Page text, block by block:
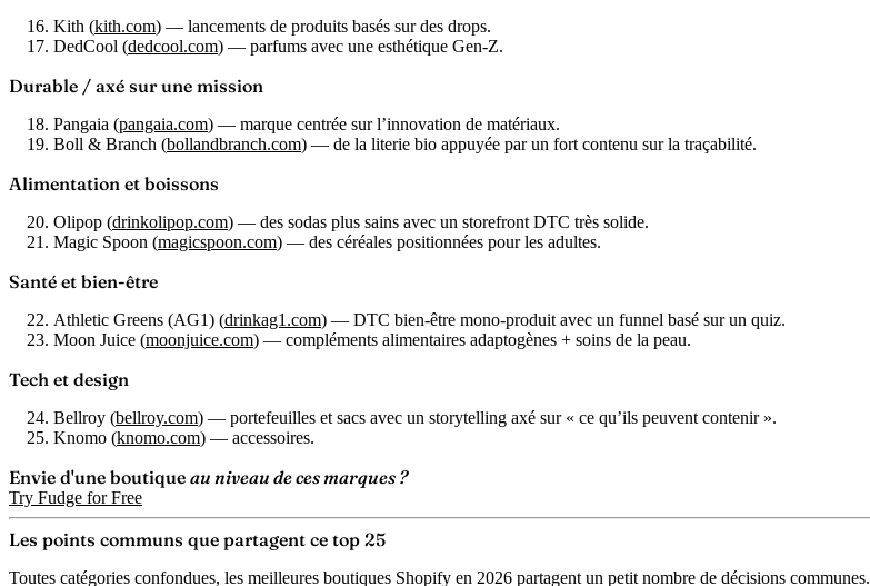
Kith (kith.com) — lancements de produits basés sur des drops.
DedCool (dedcool.com) — parfums avec une esthétique Gen-Z.
Durable / axé sur une mission
Pangaia (pangaia.com) — marque centrée sur l’innovation de matériaux.
Boll & Branch (bollandbranch.com) — de la literie bio appuyée par un fort contenu sur la traçabilité.
Alimentation et boissons
Olipop (drinkolipop.com) — des sodas plus sains avec un storefront DTC très solide.
Magic Spoon (magicspoon.com) — des céréales positionnées pour les adultes.
Santé et bien-être
Athletic Greens (AG1) (drinkag1.com) — DTC bien-être mono-produit avec un funnel basé sur un quiz.
Moon Juice (moonjuice.com) — compléments alimentaires adaptogènes + soins de la peau.
Tech et design
Bellroy (bellroy.com) — portefeuilles et sacs avec un storytelling axé sur « ce qu’ils peuvent contenir ».
Knomo (knomo.com) — accessoires.
Envie d'une boutique au niveau de ces marques ?
Try Fudge for Free
Les points communs que partagent ce top 25
Toutes catégories confondues, les meilleures boutiques Shopify en 2026 partagent un petit nombre de décisions communes.